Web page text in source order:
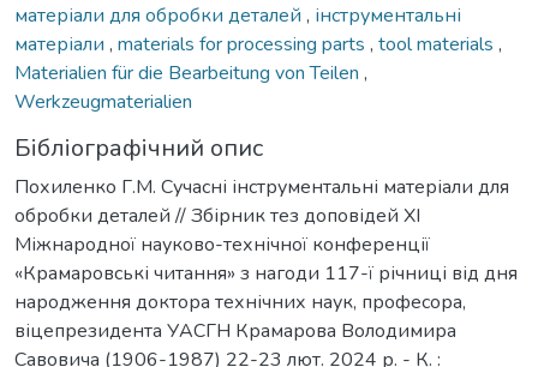
матеріали для обробки деталей , інструментальні
матеріали , materials for processing parts , tool materials ,
Materialien für die Bearbeitung von Teilen ,
Werkzeugmaterialien
Бібліографічний опис
Похиленко Г.М. Сучасні інструментальні матеріали для
обробки деталей // Збірник тез доповідей ХI
Міжнародної науково-технічної конференції
«Крамаровські читання» з нагоди 117-ї річниці від дня
народження доктора технічних наук, професора,
віцепрезидента УАСГН Крамарова Володимира
Савовича (1906-1987) 22-23 лют. 2024 р. - К. :